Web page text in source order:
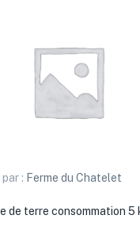
: Ferme du Chatelet
de terre consommation 5